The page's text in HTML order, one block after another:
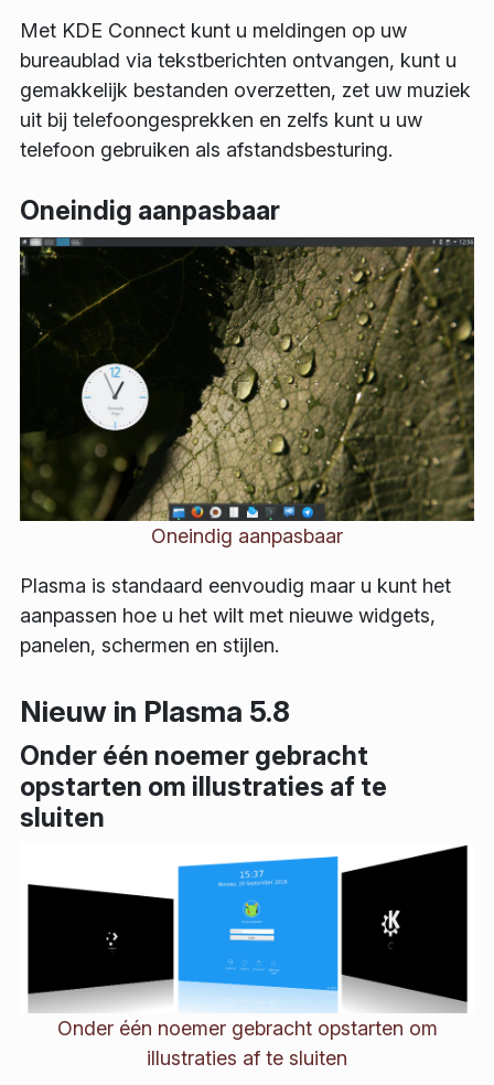
Met KDE Connect kunt u meldingen op uw
bureaublad via tekstberichten ontvangen, kunt u
gemakkelijk bestanden overzetten, zet uw muziek
uit bij telefoongesprekken en zelfs kunt u uw
telefoon gebruiken als afstandsbesturing.
Oneindig aanpasbaar
Oneindig aanpasbaar
Plasma is standaard eenvoudig maar u kunt het
aanpassen hoe u het wilt met nieuwe widgets,
panelen, schermen en stijlen.
Nieuw in Plasma 5.8
Onder één noemer gebracht
opstarten om illustraties af te
sluiten
Onder één noemer gebracht opstarten om
illustraties af te sluiten